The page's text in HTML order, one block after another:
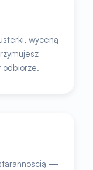
wyceną
odbiorze.
—